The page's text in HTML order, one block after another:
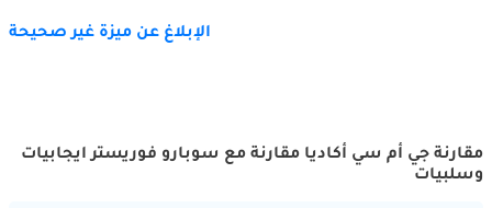
الإبلاغ عن ميزة غير صحيحة
مقارنة جي أم سي أكاديا مقارنة مع سوبارو فوريستر ايجابيات
وسلبيات